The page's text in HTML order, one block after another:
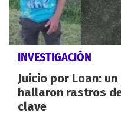
INVESTIGACIÓN
Juicio por Loan:
hallaron rastros
clave